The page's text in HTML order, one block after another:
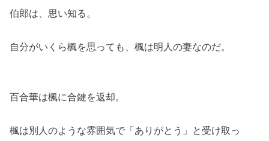
伯郎は、思い知る。
自分がいくら楓を思っても、楓は明人の妻なのだ。
百合華は楓に合鍵を返却。
楓は別人のような雰囲気で「ありがとう」と受け取っ